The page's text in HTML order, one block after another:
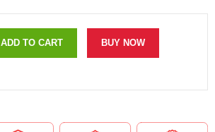
ADD TO CART BUY NOW